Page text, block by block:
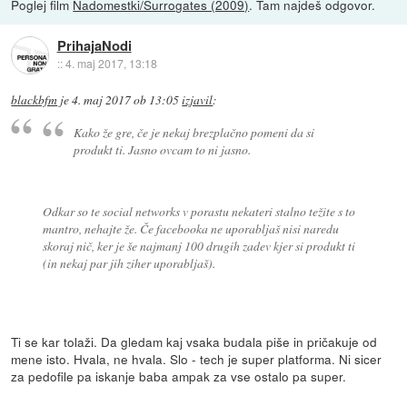
Poglej film Nadomestki/Surrogates (2009). Tam najdeš odgovor.
PrihajaNodi
::4. maj 2017, 13:18
blackbfm je4. maj 2017 ob 13:05izjavil:
Kako že gre, če je nekaj brezplačno pomeni da si
produkt ti. Jasno ovcam to ni jasno.
Odkar so te social networks v porastu nekateri stalno težite s to
mantro, nehajte že. Če facebooka ne uporabljaš nisi naredu
skoraj nič, ker je še najmanj 100 drugih zadev kjer si produkt ti
(in nekaj par jih ziher uporabljaš).
Ti se kar tolaži. Da gledam kaj vsaka budala piše in pričakuje od
mene isto. Hvala, ne hvala. Slo - tech je super platforma. Ni sicer
za pedofile pa iskanje baba ampak za vse ostalo pa super.